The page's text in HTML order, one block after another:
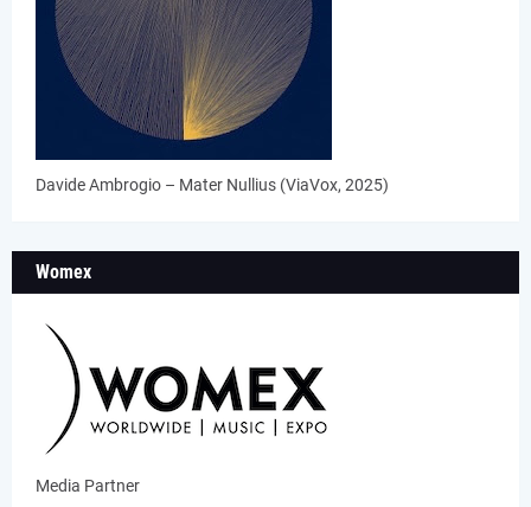
Davide Ambrogio – Mater Nullius (ViaVox, 2025)
Womex
Media Partner